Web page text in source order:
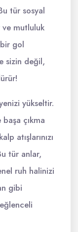
tür sosyal
ve mutluluk
bir gol
sizin değil,
yükseltir.
çıkma
atışlarınızı
tür anlar,
ruh halinizi
gibi